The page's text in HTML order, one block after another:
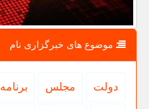
موضوع های خبرگزاری نام
دولت مجلس برنامه